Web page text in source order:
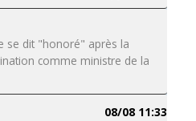
se dit "honoré" après la
comme ministre de la
08/08 11:33